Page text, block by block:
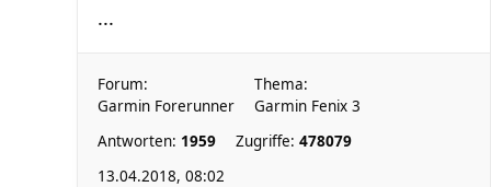
...
Forum:
Garmin Forerunner
Thema:
Garmin Fenix 3
Antworten: 1959 Zugriffe: 478079
13.04.2018, 08:02